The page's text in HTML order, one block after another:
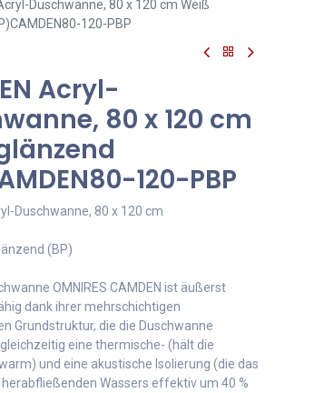
Duschwanne, 80 x 120 cm Weiß
120-PBP
Acryl-
80 x 120 cm
120-PBP
Duschwanne, 80 x 120 cm
(BP)
OMNIRES CAMDEN ist äußerst
dank ihrer mehrschichtigen
Grundstruktur, die die Duschwanne
eine thermische- (hält die
und eine akustische Isolierung (die das
herabfließenden Wassers effektiv um 40 %